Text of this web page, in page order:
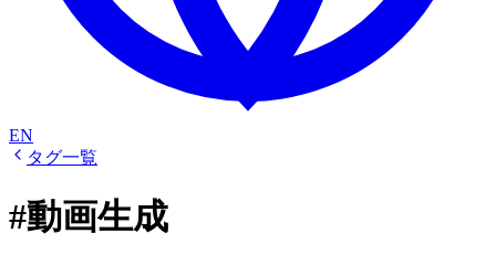
EN
タグ一覧
#動画生成